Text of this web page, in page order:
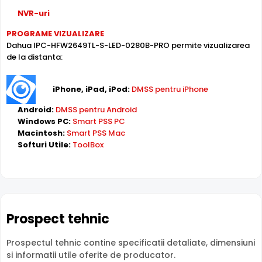
Camera IPC-HFW2649TL-S-LED-0280B-PRO de la Dahua,
este echipata cu un senzor de imagine ultra-performant,
miscarii in zona supravegheata.
24/7 Monitorizare color
• Imagini color si detalii impresionante in cele mai slabe
NVR-uri
PROGRAME VIZUALIZARE
Dahua IPC-HFW2649TL-S-LED-0280B-PRO permite vizualizarea
de la distanta:
iPhone, iPad, iPod: DMSS pentru iPhone
Android: DMSS pentru Android
Windows PC: Smart PSS PC
Macintosh: Smart PSS Mac
Softuri Utile: ToolBox
Prospect tehnic
Prospectul tehnic contine specificatii detaliate, dimensiuni
si informatii utile oferite de producator.